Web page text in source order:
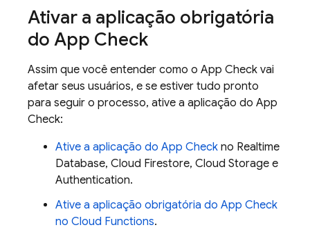
Ativar a aplicação obrigatória
do App Check
Assim que você entender como o App Check vai
afetar seus usuários, e se estiver tudo pronto
para seguir o processo, ative a aplicação do App
Check:
Ative a aplicação do App Check no Realtime
Database, Cloud Firestore, Cloud Storage e
Authentication.
Ative a aplicação obrigatória do App Check
no Cloud Functions.